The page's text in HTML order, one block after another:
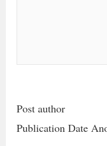
Post author
Publication Date